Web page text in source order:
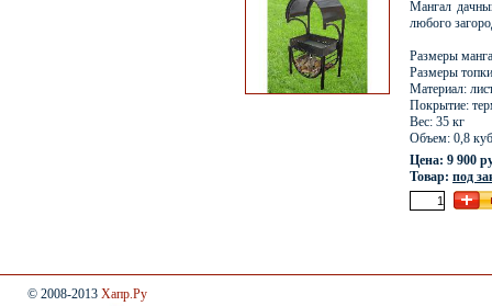
Мангал
любого
Размеры
Размеры
Материал:
Покрытие:
Вес: 35 кг
Объем: 0,8
Цена: 9 900
Товар: под
© 2008-2013 Хапр.Ру